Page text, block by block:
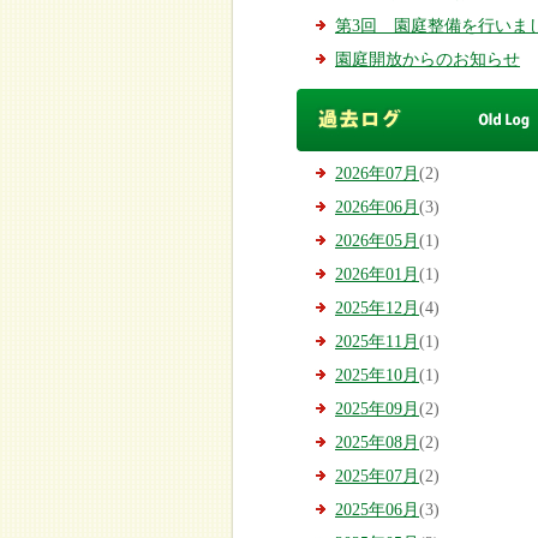
第3回 園庭整備を行いま
園庭開放からのお知らせ
2026年07月 (2)
2026年06月 (3)
2026年05月 (1)
2026年01月 (1)
2025年12月 (4)
2025年11月 (1)
2025年10月 (1)
2025年09月 (2)
2025年08月 (2)
2025年07月 (2)
2025年06月 (3)